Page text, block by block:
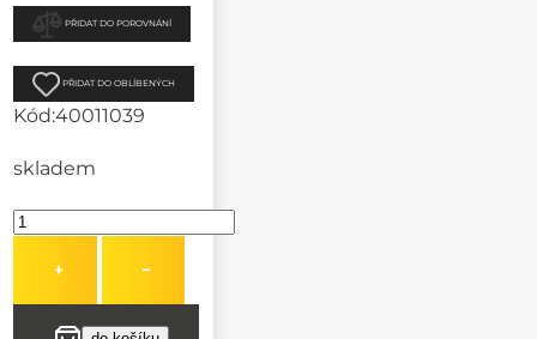
PŘIDAT DO POROVNÁNÍ
PŘIDAT DO OBLÍBENÝCH
Kód:40011039
skladem
+ −